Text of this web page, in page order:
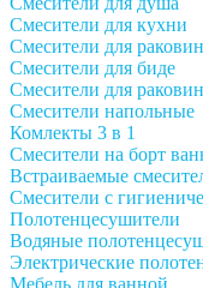
Смесители для кухни
Смесители для
Смесители для биде
Смесители для
Смесители напольные
Комлекты 3 в 1
Смесители на борт
Встраиваемые
Смесители с
Полотенцесушители
Водяные
Электрические
Мебель для ванной